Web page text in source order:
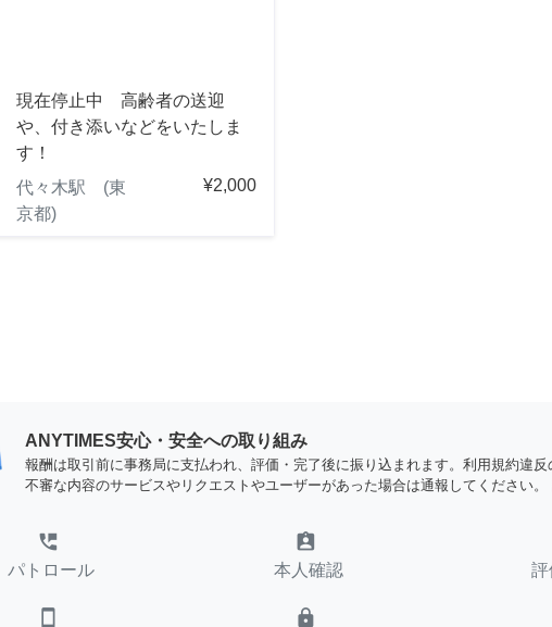
現在停止中 高齢者の送迎
や、付き添いなどをいたしま
す！
代々木駅 (東
京都)
¥2,000
ANYTIMES安心・安全への取り組み
報酬は取引前に事務局に支払われ、評価・完了後に振り込まれます。利用規約違反
不審な内容のサービスやリクエストやユーザーがあった場合は通報してください。
perm_phone_msg
パトロール
assignment_ind
本人確認
smartphone lock